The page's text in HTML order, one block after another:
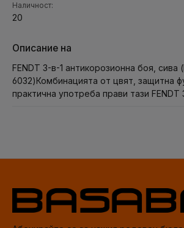
Наличност:
20
Описание на
FENDT 3-в-1 антикорозионна боя, сива
6032)Комбинацията от цвят, защитна
практична употреба прави тази FENDT